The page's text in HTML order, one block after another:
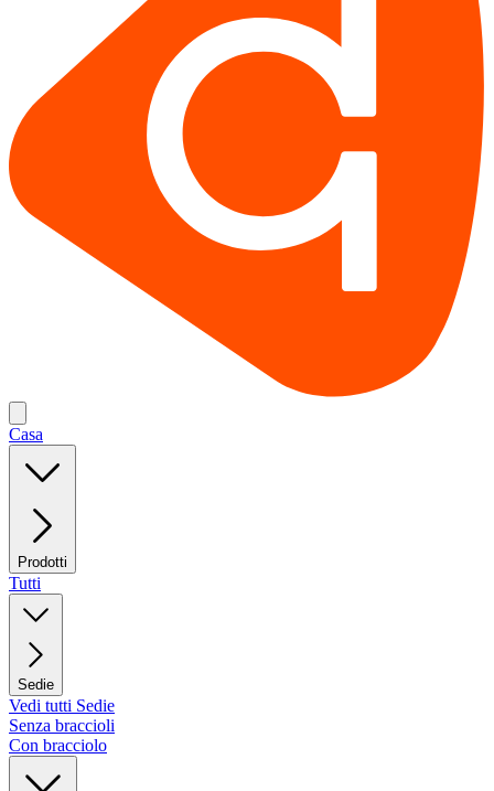
Casa
Prodotti
Tutti
Sedie
Vedi tutti Sedie
Senza braccioli
Con bracciolo